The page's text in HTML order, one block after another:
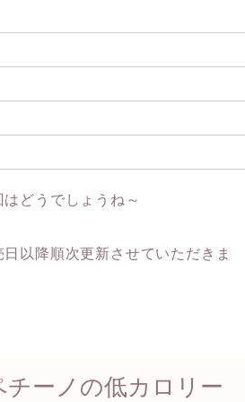
どうでしょうね～
以降順次更新させていただきま
ーノの低カロリー